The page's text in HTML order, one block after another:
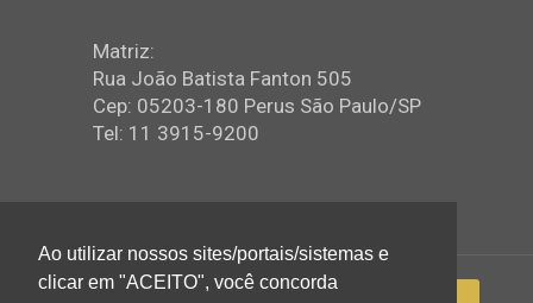
Matriz:
Rua João Batista Fanton 505
Cep: 05203-180 Perus São Paulo/SP
Tel: 11 3915-9200
Ao utilizar nossos sites/portais/sistemas e
clicar em "ACEITO", você concorda